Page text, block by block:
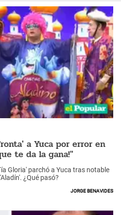
a Yuca por error en
te da la gana!"
Gloria' parchó a Yuca tras notable
¿Qué pasó?
Jorge Benavides